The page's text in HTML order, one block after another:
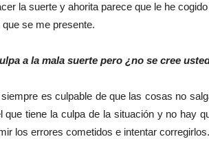
la suerte y ahorita parece que le he
que se me presente.
a la mala suerte pero ¿no se cree
es culpable de que las cosas no
que tiene la culpa de la situación y no hay
los errores cometidos e intentar corregirlos.